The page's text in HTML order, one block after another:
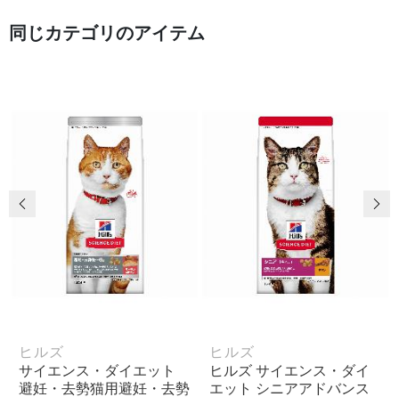
同じカテゴリのアイテム
ヒルズ
サイエンス・ダイエット
避妊・去勢猫用避妊・去勢
ヒルズ
ヒルズ サイエンス・ダイ
エット シニアアドバンス
前の画像 次